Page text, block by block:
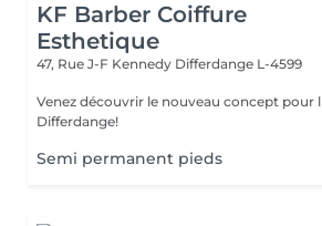
KF Barber Coiffure
Esthetique
47, Rue J-F Kennedy Differdange L-4599
Venez découvrir le nouveau concept pour
Differdange!
Semi permanent pieds